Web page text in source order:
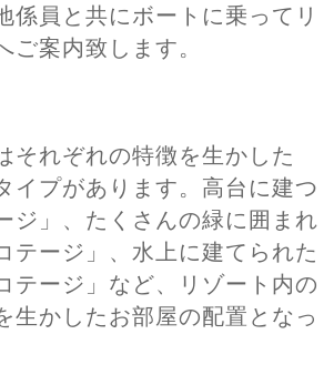
係員と共にボートに乗ってリ
ご案内致します。
それぞれの特徴を生かした
イプがあります。高台に建つ
ジ」、たくさんの緑に囲まれ
テージ」、水上に建てられた
テージ」など、リゾート内の
生かしたお部屋の配置となっ